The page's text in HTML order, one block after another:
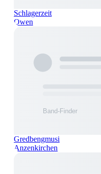
Schlagerzeit
Owen
Gredbengmusi
Anzenkirchen